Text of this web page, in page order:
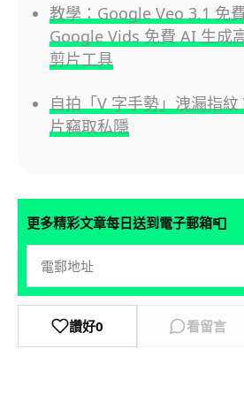
教學：Google Veo 3.1 免
Google Vids 免費 AI 生成
剪片工具
自拍「V 字手勢」洩漏指
片竊取私隱
更多精彩文章每日送到電子郵箱📮
讚好0 看留言